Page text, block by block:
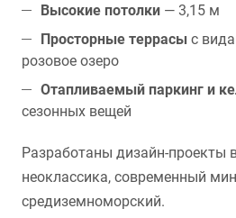
Высокие потолки — 3,15 м
Просторные террасы с
розовое озеро
Отапливаемый паркинг и
сезонных вещей
Разработаны дизайн-проекты
неоклассика, современный
средиземноморский.